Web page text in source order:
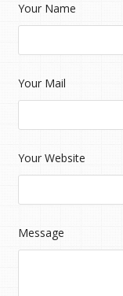
Your Name
Your Mail
Your Website
Message